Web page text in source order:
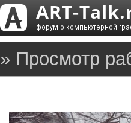
» Просмотр